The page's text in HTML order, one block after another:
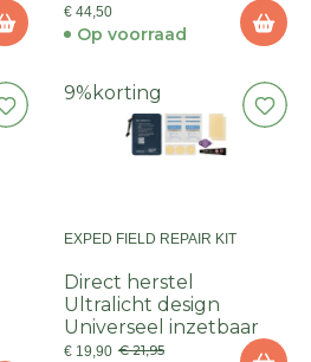
€ 44,50
Op voorraad
9% korting
EXPED FIELD REPAIR KIT
Direct herstel
Ultralicht design
Universeel inzetbaar
€ 19,90 € 21,95